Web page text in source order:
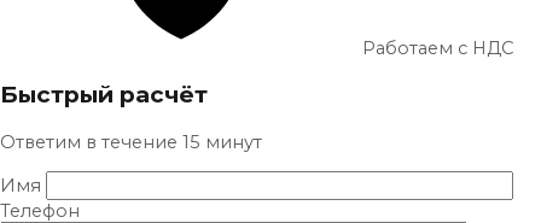
Работаем с НДС
Быстрый расчёт
Ответим в течение 15 минут
Имя
Телефон